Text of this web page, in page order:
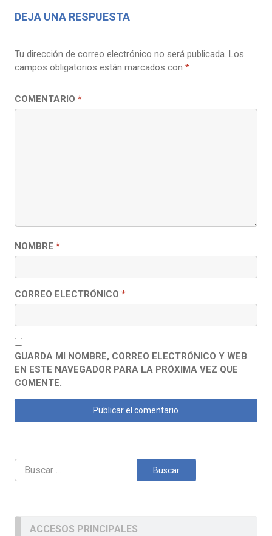
DEJA UNA RESPUESTA
Tu dirección de correo electrónico no será publicada. Los
campos obligatorios están marcados con *
COMENTARIO *
NOMBRE *
CORREO ELECTRÓNICO *
GUARDA MI NOMBRE, CORREO ELECTRÓNICO Y WEB
EN ESTE NAVEGADOR PARA LA PRÓXIMA VEZ QUE
COMENTE.
Buscar:
ACCESOS PRINCIPALES